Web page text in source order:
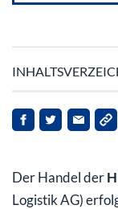
HHLA Aktie:
öffentlichen
Geschichte
Der Handel der
Logistik AG)